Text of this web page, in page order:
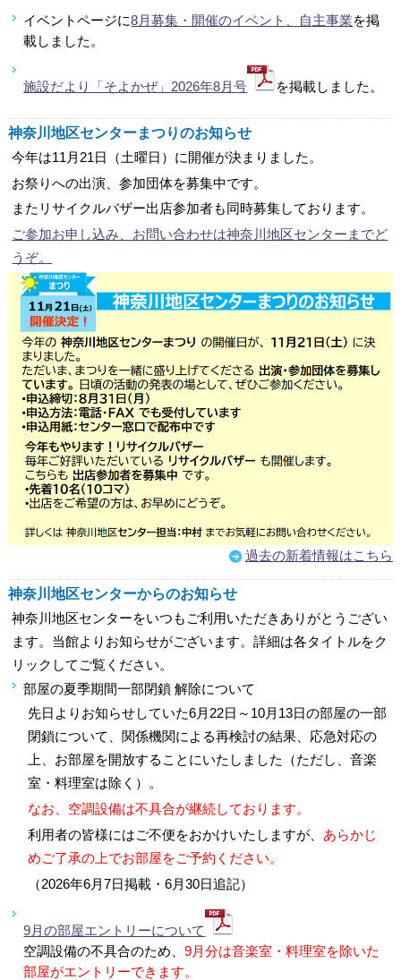
イベントページに8月募集・開催のイベント、自主事業を掲
載しました。
施設だより「そよかぜ」2026年8月号 を掲載しました。
神奈川地区センターまつりのお知らせ
今年は11月21日（土曜日）に開催が決まりました。
お祭りへの出演、参加団体を募集中です。
またリサイクルバザー出店参加者も同時募集しております。
ご参加お申し込み、お問い合わせは神奈川地区センターまでど
うぞ。
過去の新着情報はこちら
神奈川地区センターからのお知らせ
神奈川地区センターをいつもご利用いただきありがとうござい
ます。当館よりお知らせがございます。詳細は各タイトルをク
リックしてご覧ください。
部屋の夏季期間一部閉鎖 解除について
先日よりお知らせしていた6月22日～10月13日の部屋の一部
閉鎖について、関係機関による再検討の結果、応急対応の
上、お部屋を開放することにいたしました（ただし、音楽
室・料理室は除く）。
なお、空調設備は不具合が継続しております。
利用者の皆様にはご不便をおかけいたしますが、 あらかじ
めご了承の上でお部屋をご予約ください。
（2026年6月7日掲載・6月30日追記）
9月の部屋エントリーについて
空調設備の不具合のため、9月分は音楽室・料理室を除いた
部屋がエントリーできます。